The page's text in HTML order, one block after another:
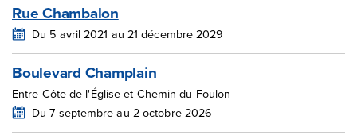
Rue Chambalon
Du 5 avril 2021 au 21 décembre 2029
Boulevard Champlain
Entre Côte de l'Église et Chemin du Foulon
Du 7 septembre au 2 octobre 2026